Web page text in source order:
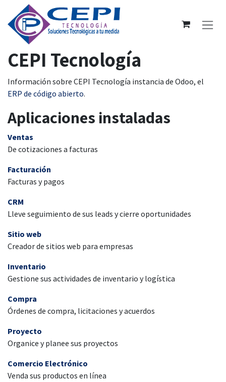
Ir al contenido
CEPI Tecnología
Información sobre CEPI Tecnología instancia de Odoo, el
ERP de código abierto.
Aplicaciones instaladas
Ventas
De cotizaciones a facturas
Facturación
Facturas y pagos
CRM
Lleve seguimiento de sus leads y cierre oportunidades
Sitio web
Creador de sitios web para empresas
Inventario
Gestione sus actividades de inventario y logística
Compra
Órdenes de compra, licitaciones y acuerdos
Proyecto
Organice y planee sus proyectos
Comercio Electrónico
Venda sus productos en línea